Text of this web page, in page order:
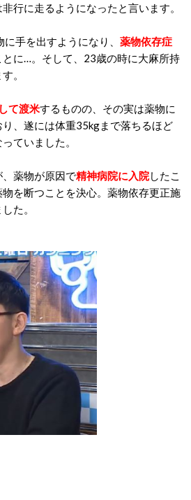
行に走るようになったと言います。
手を出すようになり、 薬物依存症
に…。そして、23歳の時に大麻所持
。
て渡米するものの、その実は薬物に
、遂には体重35kgまで落ちるほど
ていました。
薬物が原因で精神病院に入院したこ
を断つことを決心。薬物依存更正施
た。